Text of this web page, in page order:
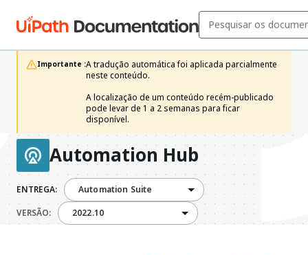
Importante :A tradução automática foi aplicada parcialmente
neste conteúdo.
A localização de um conteúdo recém-publicado
pode levar de 1 a 2 semanas para ficar
disponível.
Automation Hub
ENTREGA:
Automation Suite
VERSÃO:2022.102022.10